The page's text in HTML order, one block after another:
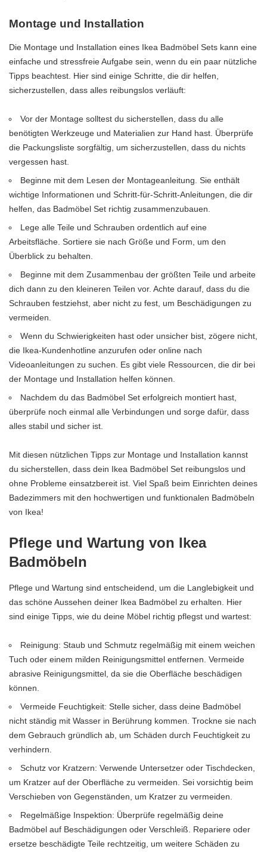
Montage und Installation
Die Montage und Installation eines Ikea Badmöbel Sets kann eine
einfache und stressfreie Aufgabe sein, wenn du ein paar nützliche
Tipps beachtest. Hier sind einige Schritte, die dir helfen,
sicherzustellen, dass alles reibungslos verläuft:
Vor der Montage solltest du sicherstellen, dass du alle
benötigten Werkzeuge und Materialien zur Hand hast. Überprüfe
die Packungsliste sorgfältig, um sicherzustellen, dass du nichts
vergessen hast.
Beginne mit dem Lesen der Montageanleitung. Sie enthält
wichtige Informationen und Schritt-für-Schritt-Anleitungen, die dir
helfen, das Badmöbel Set richtig zusammenzubauen.
Lege alle Teile und Schrauben ordentlich auf eine
Arbeitsfläche. Sortiere sie nach Größe und Form, um den
Überblick zu behalten.
Beginne mit dem Zusammenbau der größten Teile und arbeite
dich dann zu den kleineren Teilen vor. Achte darauf, dass du die
Schrauben festziehst, aber nicht zu fest, um Beschädigungen zu
vermeiden.
Wenn du Schwierigkeiten hast oder unsicher bist, zögere nicht,
die Ikea-Kundenhotline anzurufen oder online nach
Videoanleitungen zu suchen. Es gibt viele Ressourcen, die dir bei
der Montage und Installation helfen können.
Nachdem du das Badmöbel Set erfolgreich montiert hast,
überprüfe noch einmal alle Verbindungen und sorge dafür, dass
alles stabil und sicher ist.
Mit diesen nützlichen Tipps zur Montage und Installation kannst
du sicherstellen, dass dein Ikea Badmöbel Set reibungslos und
ohne Probleme einsatzbereit ist. Viel Spaß beim Einrichten deines
Badezimmers mit den hochwertigen und funktionalen Badmöbeln
von Ikea!
Pflege und Wartung von Ikea
Badmöbeln
Pflege und Wartung sind entscheidend, um die Langlebigkeit und
das schöne Aussehen deiner Ikea Badmöbel zu erhalten. Hier
sind einige Tipps, wie du deine Möbel richtig pflegst und wartest:
Reinigung: Staub und Schmutz regelmäßig mit einem weichen
Tuch oder einem milden Reinigungsmittel entfernen. Vermeide
abrasive Reinigungsmittel, da sie die Oberfläche beschädigen
können.
Vermeide Feuchtigkeit: Stelle sicher, dass deine Badmöbel
nicht ständig mit Wasser in Berührung kommen. Trockne sie nach
dem Gebrauch gründlich ab, um Schäden durch Feuchtigkeit zu
verhindern.
Schutz vor Kratzern: Verwende Untersetzer oder Tischdecken,
um Kratzer auf der Oberfläche zu vermeiden. Sei vorsichtig beim
Verschieben von Gegenständen, um Kratzer zu vermeiden.
Regelmäßige Inspektion: Überprüfe regelmäßig deine
Badmöbel auf Beschädigungen oder Verschleiß. Repariere oder
ersetze beschädigte Teile rechtzeitig, um weitere Schäden zu